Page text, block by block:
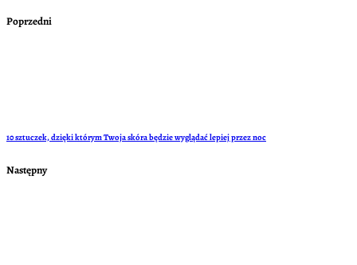
Poprzedni
10 sztuczek, dzięki którym Twoja skóra będzie wyglądać lepiej przez noc
Następny